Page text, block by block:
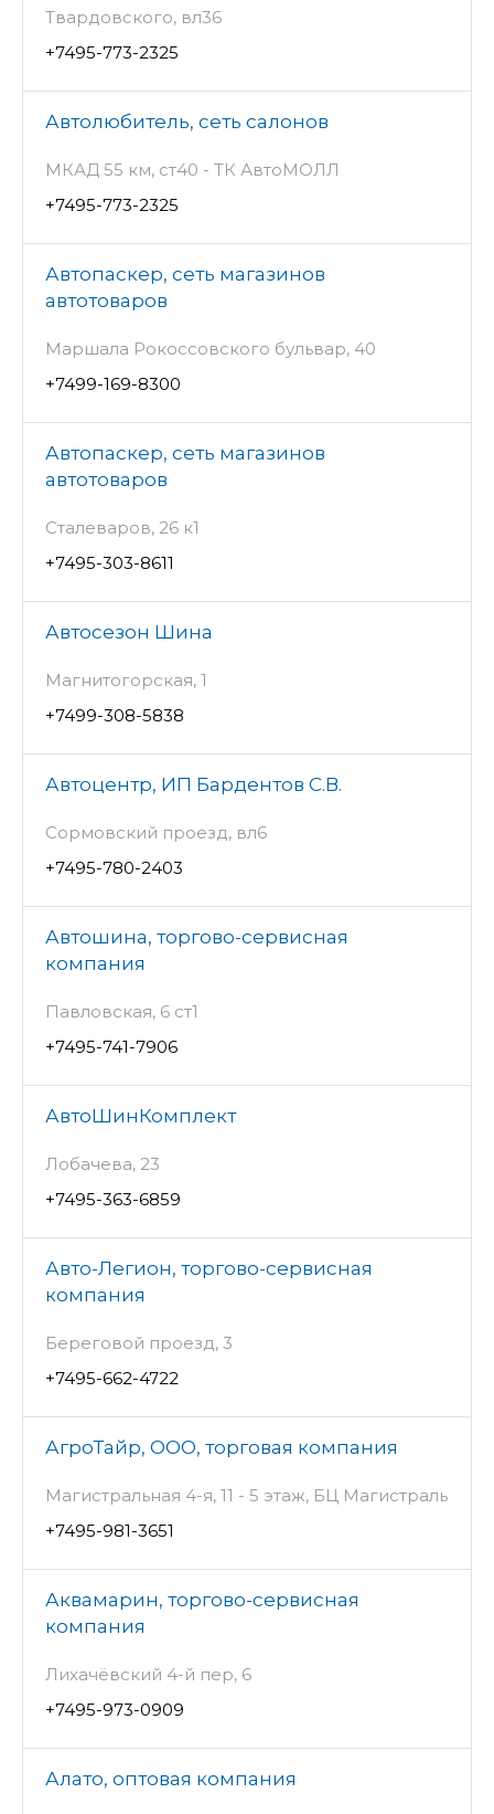
Твардовского, вл36
+7495-773-2325
Автолюбитель, сеть салонов
МКАД 55 км, ст40 - ТК АвтоМОЛЛ
+7495-773-2325
Автопаскер, сеть магазинов
автотоваров
Маршала Рокоссовского бульвар, 40
+7499-169-8300
Автопаскер, сеть магазинов
автотоваров
Сталеваров, 26 к1
+7495-303-8611
Автосезон Шина
Магнитогорская, 1
+7499-308-5838
Автоцентр, ИП Бардентов С.В.
Сормовский проезд, вл6
+7495-780-2403
Автошина, торгово-сервисная
компания
Павловская, 6 ст1
+7495-741-7906
АвтоШинКомплект
Лобачева, 23
+7495-363-6859
Авто-Легион, торгово-сервисная
компания
Береговой проезд, 3
+7495-662-4722
АгроТайр, ООО, торговая компания
Магистральная 4-я, 11 - 5 этаж, БЦ Магистраль
+7495-981-3651
Аквамарин, торгово-сервисная
компания
Лихачёвский 4-й пер, 6
+7495-973-0909
Алато, оптовая компания